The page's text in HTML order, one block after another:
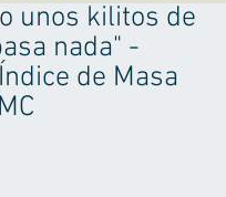
unos kilitos de
nada" -
de Masa